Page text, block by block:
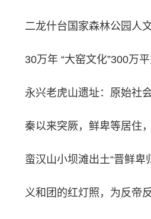
二龙什台国家森林公园人
30万年 “大窑文化”300万平
永兴老虎山遗址：原始社
秦以来突厥，鲜卑等居住
蛮汉山小坝滩出土“晋鲜卑
义和团的红灯照，为反帝